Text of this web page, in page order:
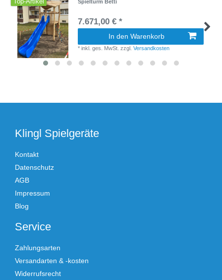
Top-Artikel Spielturm Betti
7.671,00 € *
In den Warenkorb
*inkl. ges. MwSt. zzgl.Versandkosten
Klingl Spielgeräte
Kontakt
Datenschutz
AGB
Impressum
Blog
Service
Zahlungsarten
Versandarten & -kosten
Widerrufsrecht